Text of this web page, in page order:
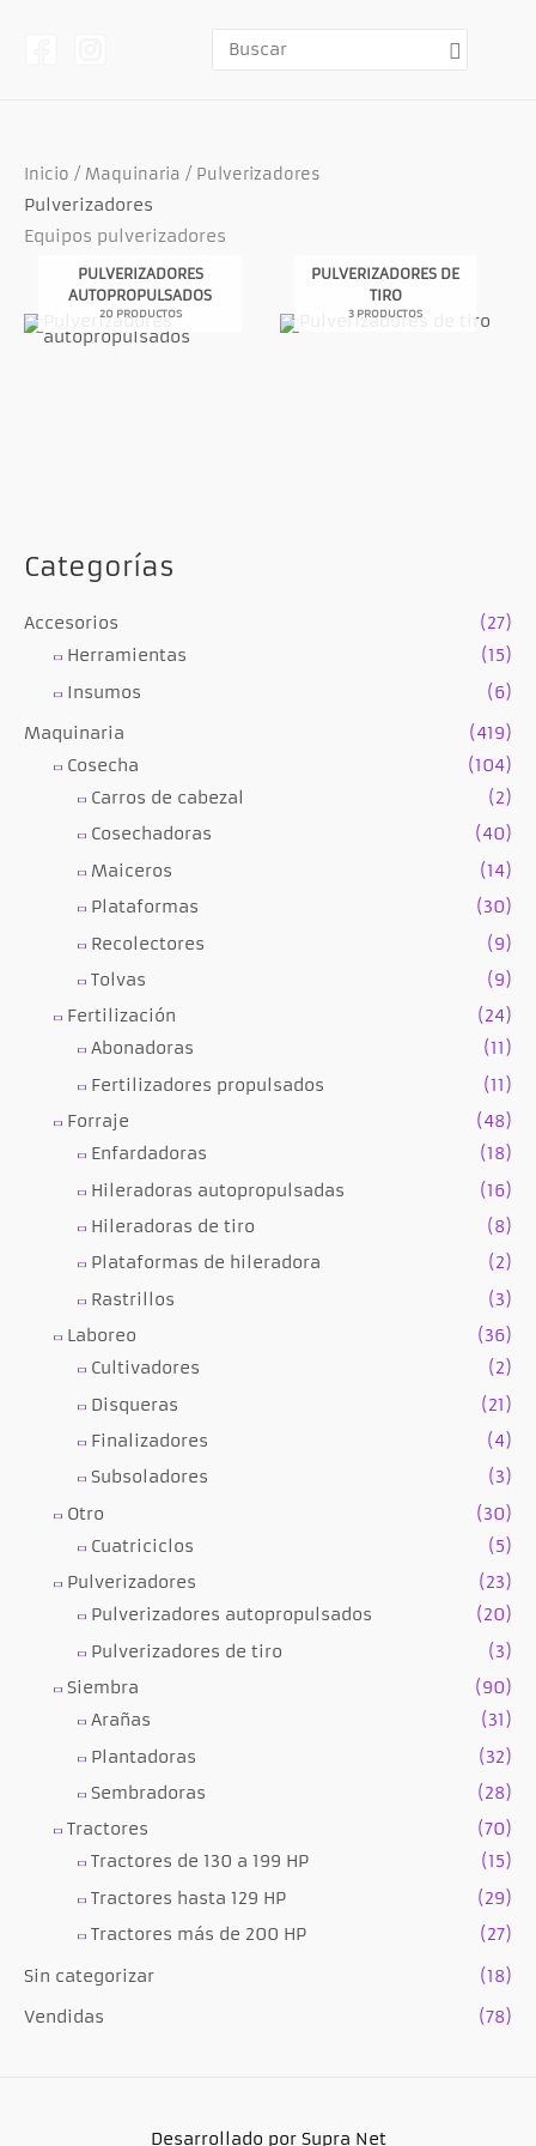
Buscar
por:
Categorías
Accesorios
(27)
Herramientas
(15)
Insumos
(6)
Maquinaria
(419)
Cosecha
(104)
Carros de cabezal
(2)
Cosechadoras
(40)
Maiceros
(14)
Plataformas
(30)
Recolectores
(9)
Tolvas
(9)
Fertilización
(24)
Abonadoras
(11)
Fertilizadores propulsados
(11)
Forraje
(48)
Enfardadoras
(18)
Hileradoras autopropulsadas
(16)
Hileradoras de tiro
(8)
Plataformas de hileradora
(2)
Rastrillos
(3)
Laboreo
(36)
Cultivadores
(2)
Disqueras
(21)
Finalizadores
(4)
Subsoladores
(3)
Otro
(30)
Cuatriciclos
(5)
Pulverizadores
(23)
Pulverizadores autopropulsados
(20)
Pulverizadores de tiro
(3)
Siembra
(90)
Arañas
(31)
Plantadoras
(32)
Sembradoras
(28)
Tractores
(70)
Tractores de 130 a 199 HP
(15)
Tractores hasta 129 HP
(29)
Tractores más de 200 HP
(27)
Sin categorizar (18)
Vendidas (78)
Inicio / Maquinaria / Pulverizadores
Pulverizadores
Equipos pulverizadores
PULVERIZADORES
AUTOPROPULSADOS
20 PRODUCTOS
PULVERIZADORES DE
TIRO
3 PRODUCTOS
Desarrollado por Supra Net